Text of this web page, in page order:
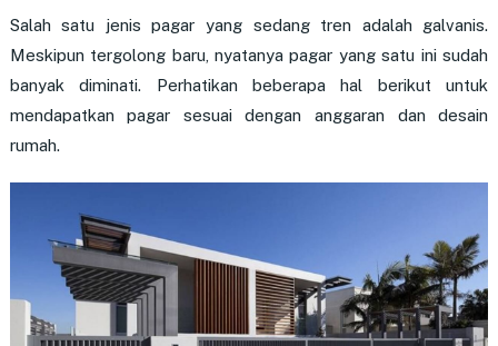
Salah satu jenis pagar yang sedang tren adalah galvanis.
Meskipun tergolong baru, nyatanya pagar yang satu ini sudah
banyak diminati. Perhatikan beberapa hal berikut untuk
mendapatkan pagar sesuai dengan anggaran dan desain
rumah.